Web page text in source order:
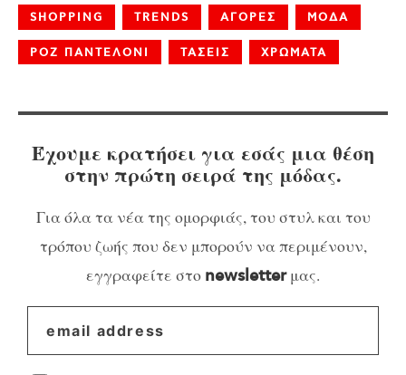
SHOPPING TRENDS ΑΓΟΡΕΣ ΜΟΔΑ
ΡΟΖ ΠΑΝΤΕΛΟΝΙ ΤΑΣΕΙΣ ΧΡΩΜΑΤΑ
Έχουμε κρατήσει για εσάς μια θέση
στην πρώτη σειρά της μόδας.
Για όλα τα νέα της ομορφιάς, του στυλ και του
τρόπου ζωής που δεν μπορούν να περιμένουν,
εγγραφείτε στο newsletterμας.